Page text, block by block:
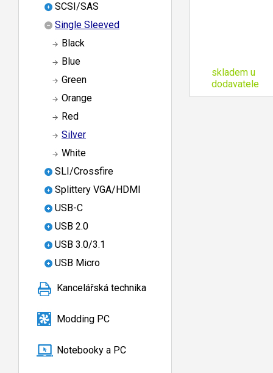
SCSI/SAS
Single Sleeved
Black
Blue
Green
Orange
Red
Silver
White
SLI/Crossfire
Splittery VGA/HDMI
USB-C
USB 2.0
USB 3.0/3.1
USB Micro
Kancelářská technika
Modding PC
Notebooky a PC
skladem u
dodavatele